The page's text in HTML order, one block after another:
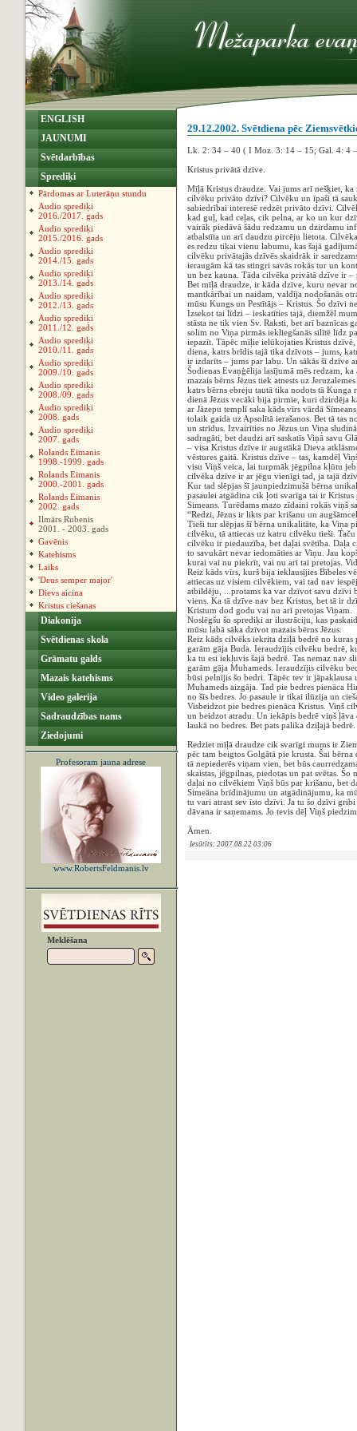
ENGLISH
JAUNUMI
Svētdarbības
Sprediķi
Pārdomas ar Luterāņu stundu
Audio sprediķi
2016./2017. gads
Audio sprediķi
2015./2016. gads
Audio sprediķi
2014./15. gads
Audio sprediķi
2013./14. gads
Audio sprediķi
2012./13. gads
Audio sprediķi
2011./12. gads
Audio sprediķi
2010./11. gads
Audio sprediķi
2009./10. gads
Audio sprediķi
2008./09. gads
Audio sprediķi
2008. gads
Audio sprediķi
2007. gads
Rolands Eimanis
1998.-1999. gads
Rolands Eimanis
2000.-2001. gads
Rolands Eimanis
2002. gads
Ilmārs Rubenis
2001. - 2003. gads
Gavēnis
Katehisms
Laiks
'Deus semper major'
Dievs aicina
Kristus ciešanas
Diakonija
Svētdienas skola
Grāmatu galds
Mazais katehisms
Video galerija
Sadraudzības nams
Ziedojumi
Profesoram jauna adrese
www.RobertsFeldmanis.lv
Meklēšana
29.12.2002. Svētdiena pēc
Lk. 2: 34 – 40 ( I Moz. 3: 14 – 15; Gal. 4: 4
Kristus privātā dzīve.
Mīļā Kristus draudze. Vai jums arī nešķiet,
cilvēku privāto dzīvi? Cilvēku un īpaši tā
sabiedrībai interesē redzēt privāto dzīvi.
kad guļ, kad ceļas, cik pelna, ar ko un kur
vairāk piedāvā šādu redzamu un dzirdamu
atbalstīta un arī daudzu pircēju lietota.
es redzu tikai vienu labumu, kas šajā
cilvēku privātajās dzīvēs skaidrāk ir
ieraugām kā tas stingri savās rokās tur un
un bez kauna. Tāda cilvēka privātā dzīve ir –
Bet mīļā draudze, ir kāda dzīve, kuru nevar
mantkārībai un naidam, valdīja nodošanās
mūsu Kungs un Pestītājs – Kristus. Šo dzīvi
Izsekot tai līdzi – ieskatīties tajā, diemžēl
stāsta ne tik vien Sv. Raksti, bet arī baznīcas
solim no Viņa pirmās iekliegšanās silītē līdz
iepazīt. Tāpēc mīļie ielūkojaties Kristus
diena, katrs brīdis tajā tika dzīvots – jums,
ir izdarīts – jums par labu. Un sākās šī dzīve
Šodienas Evaņģēlija lasījumā mēs redzam,
mazais bērns Jēzus tiek atnests uz
katrs bērns ebreju tautā tika nodots tā Kunga
dienā Jēzus vecāki bija pirmie, kuri dzirdēja
ar Jāzepu templī saka kāds vīrs vārdā
tolaik gaida uz Apsolītā ierašanos. Bet tā tas
un strīdus. Izvairīties no Jēzus un Viņa
sadragāti, bet daudzi arī saskatīs Viņā savu
– visa Kristus dzīve ir augstākā Dieva
vēstures gaitā. Kristus dzīve – tas, kamdēļ
visu Viņš veica, lai turpmāk jēgpilna kļūtu
cilvēka dzīve ir ar jēgu vienīgi tad, ja tajā
Kur tad slēpjas šī jaunpiedzimušā bērna
pasaulei atgādina cik ļoti svarīga tai ir
Simeans. Turēdams mazo zīdaini rokās viņš
“Redzi, Jēzus ir likts par krišanu un
Tieši tur slēpjas šī bērna unikalitāte, ka Viņa
cilvēku, tā attiecas uz katru cilvēku tieši.
cilvēku ir piedauzība, bet daļai svētība. Daļa
to savukārt nevar iedomāties ar Viņu. Jau
kurai vai nu piekrīt, vai nu arī tai pretojas.
Reiz kāds vīrs, kurš bija ieklausījies Bībeles
attiecas uz visiem cilvēkiem, vai tad nav
atbildēju, ...protams ka var dzīvot savu dzīvi
viens. Ka tā dzīve nav bez Kristus, bet tā ir
Kristum dod godu vai nu arī pretojas Viņam.
Noslēgšu šo sprediķi ar ilustrāciju, kas
mūsu labā sāka dzīvot mazais bērns Jēzus.
Reiz kāds cilvēks iekrita dziļā bedrē no
garām gāja Buda. Ieraudzījis cilvēku bedrē,
ka tu esi iekļuvis šajā bedrē. Tas nemaz nav
garām gāja Muhameds. Ieraudzījis cilvēku
būsi pelnījis šo bedri. Tāpēc tev ir
Muhameds aizgāja. Tad pie bedres pienāca
no šīs bedres. Jo pasaule ir tikai ilūzija un
Visbeidzot pie bedres pienāca Kristus. Viņš
un beidzot atradu. Un iekāpis bedrē viņš
laukā no bedres. Bet pats palika dziļajā bedrē.
Redziet mīļā draudze cik svarīgi mums ir
pēc tam beigtos Golgātā pie krusta. Šai
tā nepiederēs viņam vien, bet būs
skaistas, jēgpilnas, piedotas un pat svētas.
daļai no cilvēkiem Viņš būs par krišanu, bet
Simeāna brīdinājumu un atgādinājumu, ka
tu vari atrast sev īsto dzīvi. Ja tu šo dzīvi
dāvana ir saņemams. Jo tevis dēļ Viņš
Āmen.
Iesūtīts: 2007.08.22 03:06